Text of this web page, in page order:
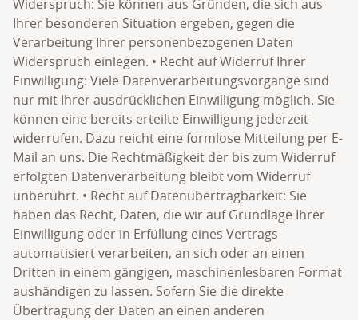
Widerspruch: Sie können aus Gründen, die sich aus
Ihrer besonderen Situation ergeben, gegen die
Verarbeitung Ihrer personenbezogenen Daten
Widerspruch einlegen. • Recht auf Widerruf Ihrer
Einwilligung: Viele Datenverarbeitungsvorgänge sind
nur mit Ihrer ausdrücklichen Einwilligung möglich. Sie
können eine bereits erteilte Einwilligung jederzeit
widerrufen. Dazu reicht eine formlose Mitteilung per E-
Mail an uns. Die Rechtmäßigkeit der bis zum Widerruf
erfolgten Datenverarbeitung bleibt vom Widerruf
unberührt. • Recht auf Datenübertragbarkeit: Sie
haben das Recht, Daten, die wir auf Grundlage Ihrer
Einwilligung oder in Erfüllung eines Vertrags
automatisiert verarbeiten, an sich oder an einen
Dritten in einem gängigen, maschinenlesbaren Format
aushändigen zu lassen. Sofern Sie die direkte
Übertragung der Daten an einen anderen